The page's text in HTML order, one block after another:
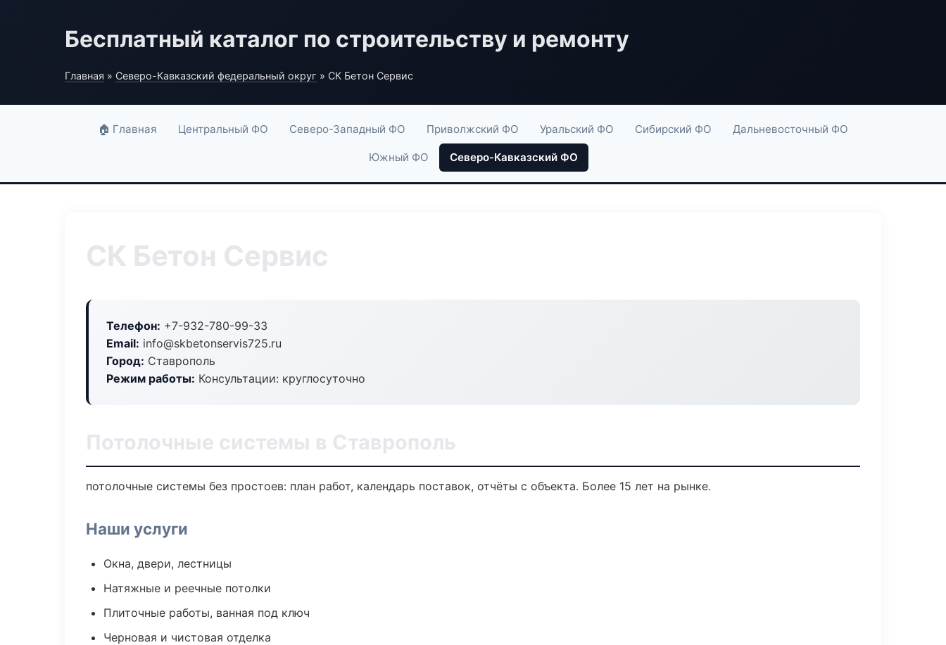
Бесплатный каталог по строительству и ремонту
Главная » Северо-Кавказский федеральный округ » СК Бетон Сервис
🏠 Главная Центральный ФО Северо-Западный ФО Приволжский ФО Уральский ФО Сибирский ФО Дальневосточный ФО
Южный ФО Северо-Кавказский ФО
СК Бетон Сервис
Телефон: +7-932-780-99-33
Email: info@skbetonservis725.ru
Город: Ставрополь
Режим работы: Консультации: круглосуточно
Потолочные системы в Ставрополь
потолочные системы без простоев: план работ, календарь поставок, отчёты с объекта. Более 15 лет на рынке.
Наши услуги
Окна, двери, лестницы
Натяжные и реечные потолки
Плиточные работы, ванная под ключ
Черновая и чистовая отделка